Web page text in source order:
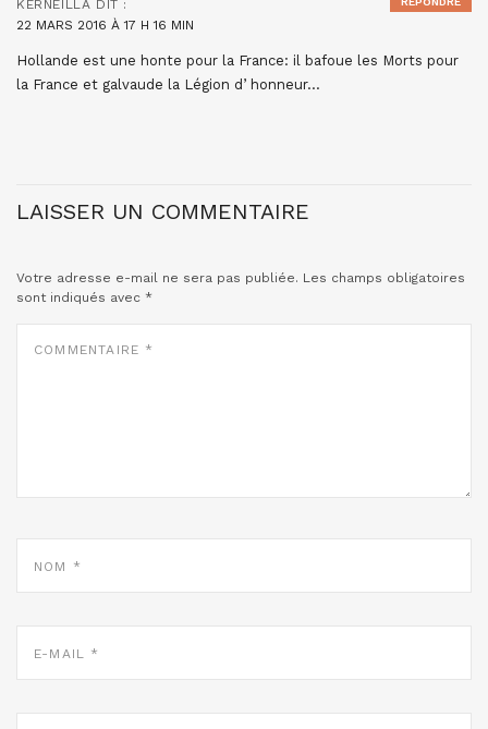
KERNEILLA DIT :
22 MARS 2016 À 17 H 16 MIN
Hollande est une honte pour la France: il bafoue les Morts pour
la France et galvaude la Légion d’ honneur…
LAISSER UN COMMENTAIRE
Votre adresse e-mail ne sera pas publiée. Les champs obligatoires
sont indiqués avec *
MAIL